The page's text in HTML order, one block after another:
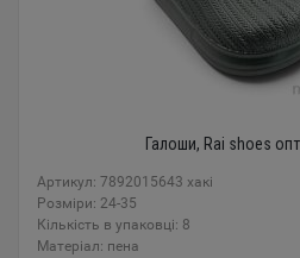
Галоши, Rai shoes
Артикул: 7892015643 хакі
Розміри: 24-35
Кількість в упаковці: 8
Mатеріал: пена